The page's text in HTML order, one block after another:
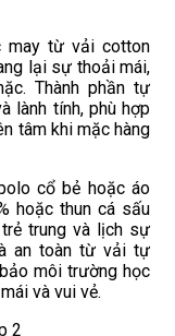
may từ vải cotton
lại sự thoải mái,
Thành phần tự
lành tính, phù hợp
tâm khi mặc hàng
cổ bẻ hoặc áo
hoặc thun cá sấu
trung và lịch sự
an toàn từ vải tự
môi trường học
và vui vẻ.